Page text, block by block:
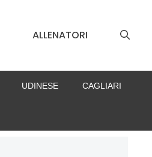
ALLENATORI
UDINESE CAGLIARI